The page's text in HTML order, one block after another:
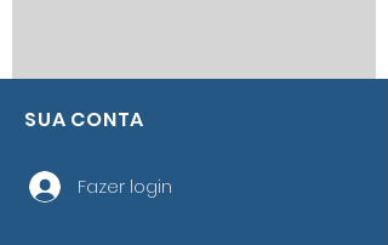
SUA CONTA
Fazer login